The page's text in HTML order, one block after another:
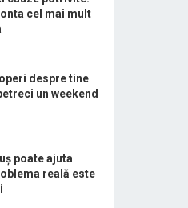
cel mai mult
despre tine
un weekend
poate ajuta
reală este